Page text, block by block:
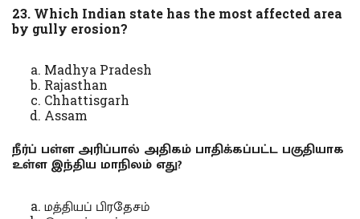
23. Which Indian state has the most affected area
by gully erosion?
Madhya Pradesh
Rajasthan
Chhattisgarh
Assam
நீர்ப் பள்ள அரிப்பால் அதிகம் பாதிக்கப்பட்ட பகுதியாக
உள்ள இந்திய மாநிலம் எது?
மத்தியப் பிரதேசம்